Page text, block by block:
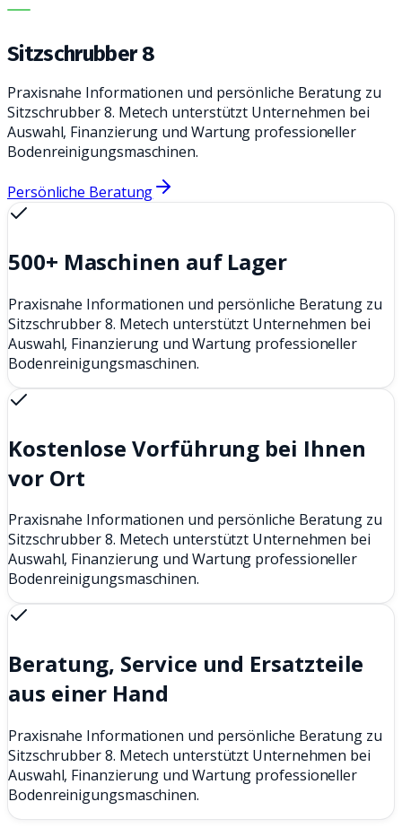
METECH
Sitzschrubber 8
Praxisnahe Informationen und persönliche Beratung zu
Sitzschrubber 8. Metech unterstützt Unternehmen bei
Auswahl, Finanzierung und Wartung professioneller
Bodenreinigungsmaschinen.
Persönliche Beratung
500+ Maschinen auf Lager
Praxisnahe Informationen und persönliche Beratung zu
Sitzschrubber 8. Metech unterstützt Unternehmen bei
Auswahl, Finanzierung und Wartung professioneller
Bodenreinigungsmaschinen.
Kostenlose Vorführung bei Ihnen
vor Ort
Praxisnahe Informationen und persönliche Beratung zu
Sitzschrubber 8. Metech unterstützt Unternehmen bei
Auswahl, Finanzierung und Wartung professioneller
Bodenreinigungsmaschinen.
Beratung, Service und Ersatzteile
aus einer Hand
Praxisnahe Informationen und persönliche Beratung zu
Sitzschrubber 8. Metech unterstützt Unternehmen bei
Auswahl, Finanzierung und Wartung professioneller
Bodenreinigungsmaschinen.